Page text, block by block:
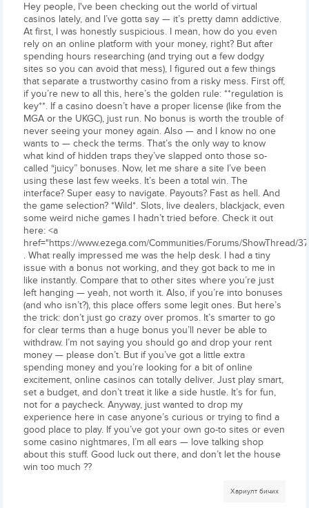
Hey people, I've been checking out the world of virtual
casinos lately, and I’ve gotta say — it’s pretty damn addictive.
At first, I was honestly suspicious. I mean, how do you even
rely on an online platform with your money, right? But after
spending hours researching (and trying out a few dodgy
sites so you can avoid that mess), I figured out a few things
that separate a trustworthy casino from a risky mess. First off,
if you’re new to all this, here’s the golden rule: **regulation is
key**. If a casino doesn’t have a proper license (like from the
MGA or the UKGC), just run. No bonus is worth the trouble of
never seeing your money again. Also — and I know no one
wants to — check the terms. That’s the only way to know
what kind of hidden traps they’ve slapped onto those so-
called “juicy” bonuses. Now, let me share a site I’ve been
using these last few weeks. It’s been a total win. The
interface? Super easy to navigate. Payouts? Fast as hell. And
the game selection? *Wild*. Slots, live dealers, blackjack, even
some weird niche games I hadn’t tried before. Check it out
here: <a
href="https://www.ezega.com/Communities/Forums/ShowThread/
. What really impressed me was the help desk. I had a tiny
issue with a bonus not working, and they got back to me in
like instantly. Compare that to other sites where you’re just
left hanging — yeah, not worth it. Also, if you’re into bonuses
(and who isn’t?), this place offers some legit ones. But here’s
the trick: don’t just go crazy over promos. It’s smarter to go
for clear terms than a huge bonus you’ll never be able to
withdraw. I’m not saying you should go and drop your rent
money — please don’t. But if you’ve got a little extra
spending money and you’re looking for a bit of online
excitement, online casinos can totally deliver. Just play smart,
set a budget, and don’t treat it like a side hustle. It’s for fun,
not for a paycheck. Anyway, just wanted to drop my
experience here in case anyone’s curious or trying to find a
good place to play. If you’ve got your own go-to sites or even
some casino nightmares, I’m all ears — love talking shop
about this stuff. Good luck out there, and don’t let the house
win too much ??
Хариулт бичих